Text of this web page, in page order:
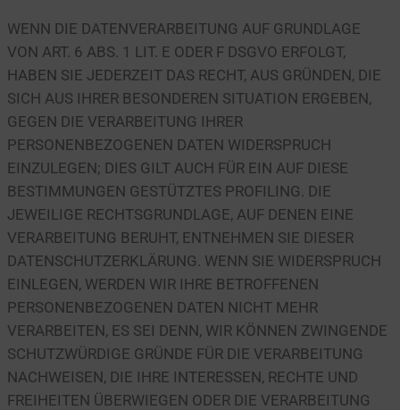
WENN DIE DATENVERARBEITUNG AUF GRUNDLAGE
VON ART. 6 ABS. 1 LIT. E ODER F DSGVO ERFOLGT,
HABEN SIE JEDERZEIT DAS RECHT, AUS GRÜNDEN, DIE
SICH AUS IHRER BESONDEREN SITUATION ERGEBEN,
GEGEN DIE VERARBEITUNG IHRER
PERSONENBEZOGENEN DATEN WIDERSPRUCH
EINZULEGEN; DIES GILT AUCH FÜR EIN AUF DIESE
BESTIMMUNGEN GESTÜTZTES PROFILING. DIE
JEWEILIGE RECHTSGRUNDLAGE, AUF DENEN EINE
VERARBEITUNG BERUHT, ENTNEHMEN SIE DIESER
DATENSCHUTZERKLÄRUNG. WENN SIE WIDERSPRUCH
EINLEGEN, WERDEN WIR IHRE BETROFFENEN
PERSONENBEZOGENEN DATEN NICHT MEHR
VERARBEITEN, ES SEI DENN, WIR KÖNNEN ZWINGENDE
SCHUTZWÜRDIGE GRÜNDE FÜR DIE VERARBEITUNG
NACHWEISEN, DIE IHRE INTERESSEN, RECHTE UND
FREIHEITEN ÜBERWIEGEN ODER DIE VERARBEITUNG